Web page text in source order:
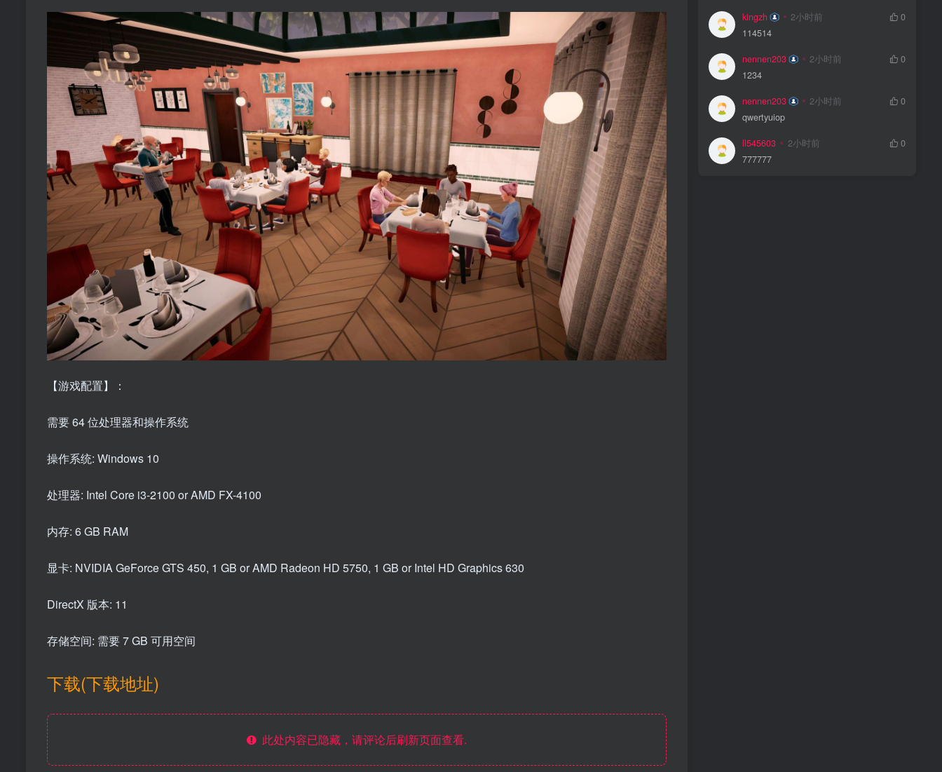
【游戏配置】：
需要 64 位处理器和操作系统
操作系统: Windows 10
处理器: Intel Core i3-2100 or AMD FX-4100
内存: 6 GB RAM
显卡: NVIDIA GeForce GTS 450, 1 GB or AMD Radeon HD 5750, 1 GB or Intel HD Graphics 630
DirectX 版本: 11
存储空间: 需要 7 GB 可用空间
下载(下载地址)
此处内容已隐藏，请评论后刷新页面查看.
kingzh 2小时前
0
114514
nennen203 2小时前
0
1234
nennen203 2小时前
0
qwertyuiop
ll545603 2小时前
0
777777